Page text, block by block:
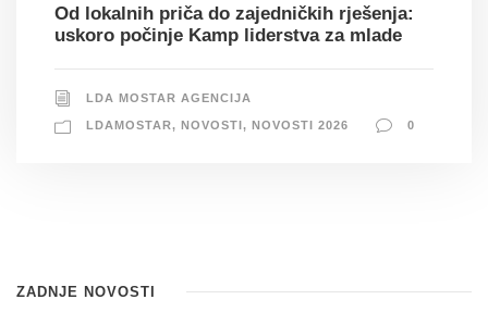
Od lokalnih priča do zajedničkih rješenja:
uskoro počinje Kamp liderstva za mlade
LDA MOSTAR AGENCIJA
LDAMOSTAR, NOVOSTI, NOVOSTI 2026 0
ZADNJE NOVOSTI